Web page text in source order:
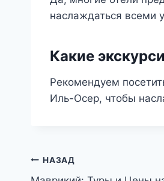
наслаждаться всеми
Какие
Рекомендуем
Иль-Осер, чтобы
Навигация
НАЗАД